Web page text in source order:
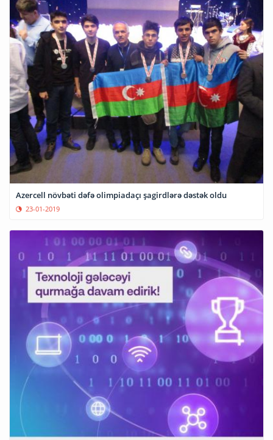
Azercell növbəti dəfə olimpiadaçı şagirdlərə dəstək oldu
23-01-2019